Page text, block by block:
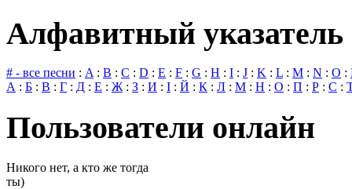
Алфавитный указатель
# - все песни : A : B : C : D : E : F : G : H : I : J : K : L : M : N : O :
А : Б : В : Г : Д : Е : Ж : З : И : І : Й : К : Л : М : Н : О : П : Р : С :
Пользователи онлайн
Никого нет, а кто же тогда
ты)